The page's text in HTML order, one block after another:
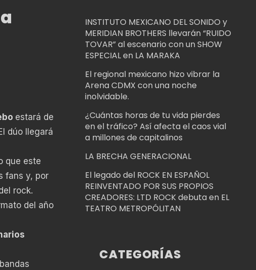
estará de
dúo llegará
que este
fans y, por
rock.
del año
INSTITUTO MEXICANO DEL SONIDO y
MERIDIAN BROTHERS llevarán “RUIDO
TOVAR” al escenario con un SHOW
ESPECIAL en LA MARAKA
El regional mexicano hizo vibrar la
Arena CDMX con una noche
inolvidable.
¿Cuántas horas de tu vida pierdes
en el tráfico? Así afecta el caos vial
a millones de capitalinos
LA BRECHA GENERACIONAL
El legado del ROCK EN ESPAÑOL
REINVENTADO POR SUS PROPIOS
CREADORES: LTD ROCK debuta en EL
TEATRO METROPÓLITAN
CATEGORÍAS